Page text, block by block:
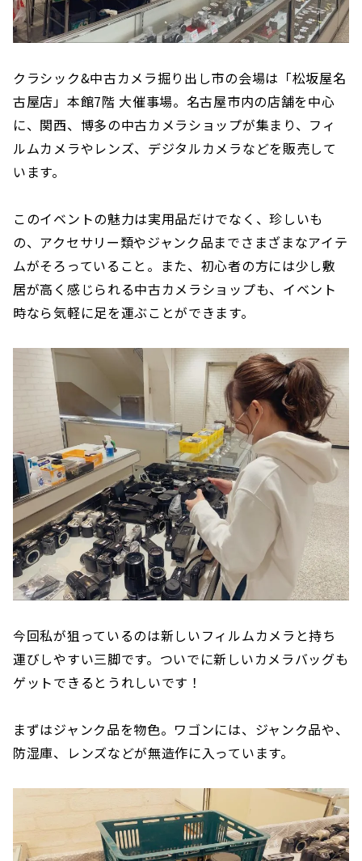
クラシック&中古カメラ掘り出し市の会場は「松坂屋名
古屋店」本館7階 大催事場。名古屋市内の店舗を中心
に、関西、博多の中古カメラショップが集まり、フィ
ルムカメラやレンズ、デジタルカメラなどを販売して
います。
このイベントの魅力は実用品だけでなく、珍しいも
の、アクセサリー類やジャンク品までさまざまなアイテ
ムがそろっていること。また、初心者の方には少し敷
居が高く感じられる中古カメラショップも、イベント
時なら気軽に足を運ぶことができます。
今回私が狙っているのは新しいフィルムカメラと持ち
運びしやすい三脚です。ついでに新しいカメラバッグも
ゲットできるとうれしいです！
まずはジャンク品を物色。ワゴンには、ジャンク品や、
防湿庫、レンズなどが無造作に入っています。